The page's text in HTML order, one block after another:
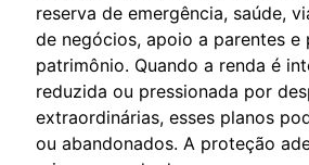
reserva de emergência, saúde,
de negócios, apoio a parentes e
patrimônio. Quando a renda é
reduzida ou pressionada por
extraordinárias, esses planos
ou abandonados. A proteção